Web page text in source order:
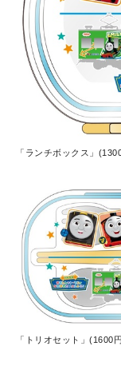
「ランチボックス」
「トリオセット」(1600